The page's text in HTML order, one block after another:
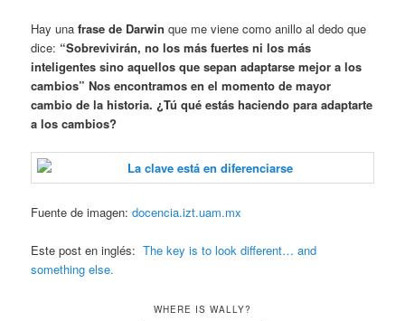
Hay una frase de Darwin que me viene como anillo al dedo que
dice: “Sobrevivirán, no los más fuertes ni los más
inteligentes sino aquellos que sepan adaptarse mejor a los
cambios” Nos encontramos en el momento de mayor
cambio de la historia. ¿Tú qué estás haciendo para adaptarte
a los cambios?
Fuente de imagen:docencia.izt.uam.mx
Este post en inglés:The key is to look different… and
something else.
WHERE IS WALLY?